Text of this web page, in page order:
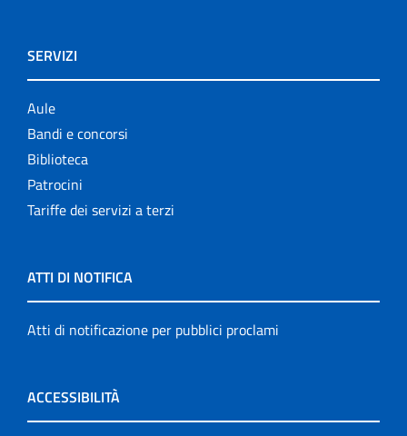
SERVIZI
Aule
Bandi e concorsi
Biblioteca
Patrocini
Tariffe dei servizi a terzi
ATTI DI NOTIFICA
Atti di notificazione per pubblici proclami
ACCESSIBILITÀ